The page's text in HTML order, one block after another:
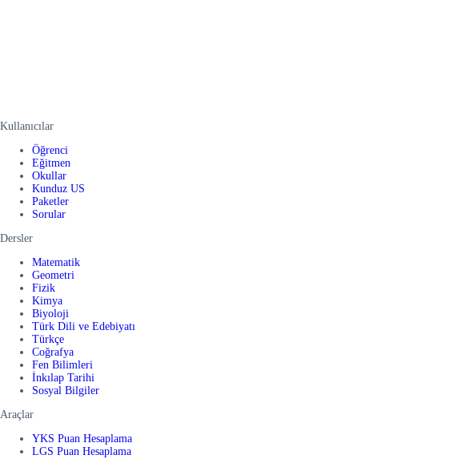
Kullanıcılar
Öğrenci
Eğitmen
Okullar
Kunduz US
Paketler
Sorular
Dersler
Matematik
Geometri
Fizik
Kimya
Biyoloji
Türk Dili ve Edebiyatı
Türkçe
Coğrafya
Fen Bilimleri
İnkılap Tarihi
Sosyal Bilgiler
Araçlar
YKS Puan Hesaplama
LGS Puan Hesaplama